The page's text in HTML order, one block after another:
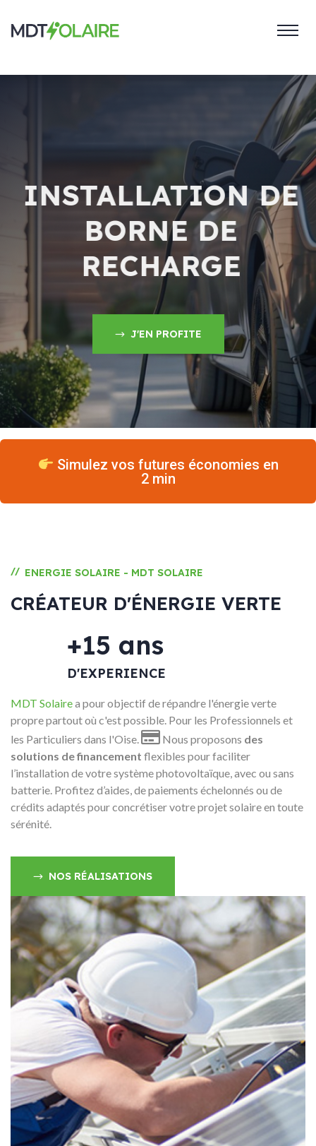
INSTALLATION DE
BORNE DE
RECHARGE
J'EN PROFITE
Simulez vos futures économies en
2 min
// ENERGIE SOLAIRE - MDT SOLAIRE
CRÉATEUR D'ÉNERGIE VERTE
+15 ans
D'EXPERIENCE
MDT Solairea pour objectif de répandre l'énergie verte
propre partout où c'est possible. Pour les Professionnels et
les Particuliers dans l'Oise.  Nous proposons des
solutions de financement flexibles pour faciliter
l’installation de votre système photovoltaïque, avec ou sans
batterie. Profitez d’aides, de paiements échelonnés ou de
crédits adaptés pour concrétiser votre projet solaire en toute
sérénité.
NOS RÉALISATIONS